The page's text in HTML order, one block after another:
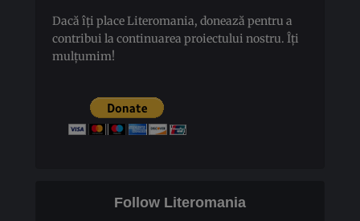
Dacă îți place Literomania, donează pentru a
contribui la continuarea proiectului nostru. Îți
mulțumim!
Follow Literomania